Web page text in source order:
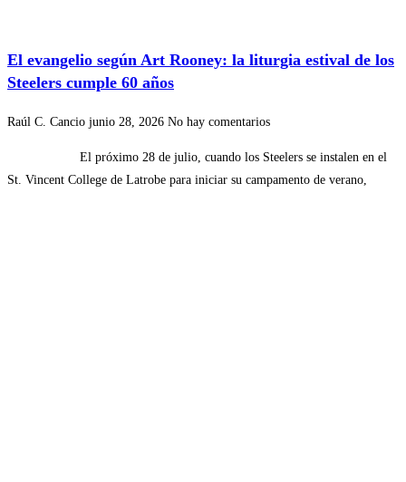
El evangelio según Art Rooney: la liturgia estival de los
Steelers cumple 60 años
Raúl C. Cancio junio 28, 2026 No hay comentarios
El próximo 28 de julio, cuando los Steelers se instalen en el
St. Vincent College de Latrobe para iniciar su campamento de verano,